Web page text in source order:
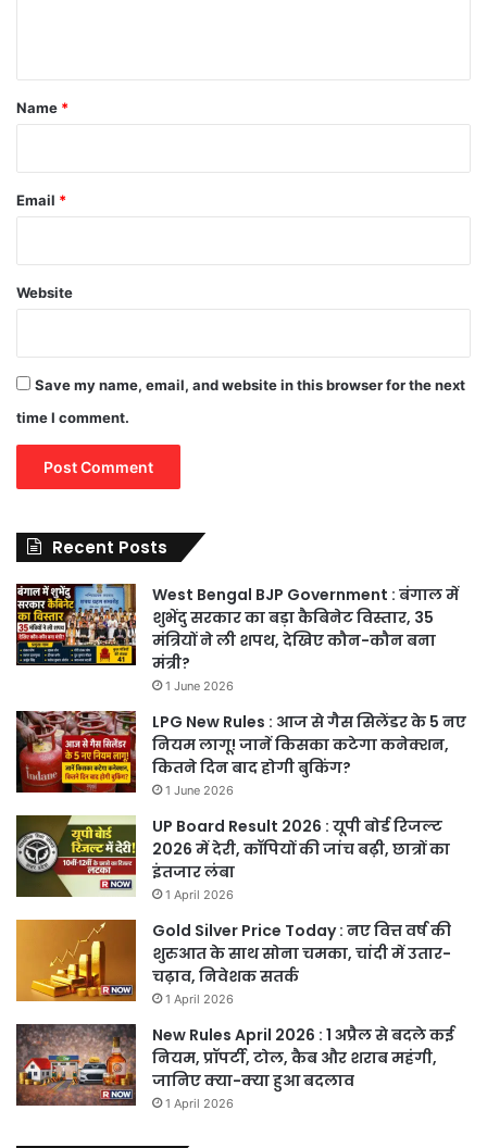
*
Name *
Email *
Website
Save my name, email, and website in this browser for the next
time I comment.
Recent Posts
West Bengal BJP Government : बंगाल में
शुभेंदु सरकार का बड़ा कैबिनेट विस्तार, 35
मंत्रियों ने ली शपथ, देखिए कौन-कौन बना
मंत्री?
1 June 2026
LPG New Rules : आज से गैस सिलेंडर के 5 नए
नियम लागू! जानें किसका कटेगा कनेक्शन,
कितने दिन बाद होगी बुकिंग?
1 June 2026
UP Board Result 2026 : यूपी बोर्ड रिजल्ट
2026 में देरी, कॉपियों की जांच बढ़ी, छात्रों का
इंतजार लंबा
1 April 2026
Gold Silver Price Today : नए वित्त वर्ष की
शुरुआत के साथ सोना चमका, चांदी में उतार-
चढ़ाव, निवेशक सतर्क
1 April 2026
New Rules April 2026 : 1 अप्रैल से बदले कई
नियम, प्रॉपर्टी, टोल, कैब और शराब महंगी,
जानिए क्या-क्या हुआ बदलाव
1 April 2026